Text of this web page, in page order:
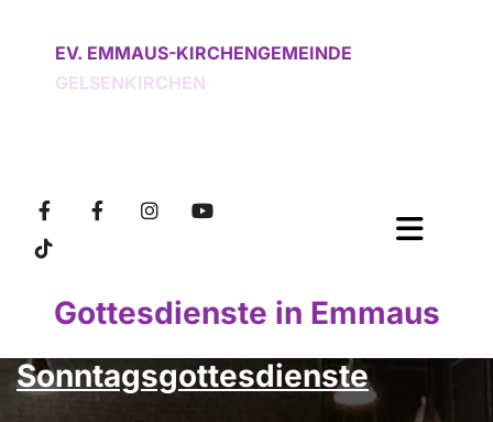
EV. EMMAUS-KIRCHENGEMEINDE
GELSENKIRCHEN
Gottesdienste in Emmaus
Sonntagsgottesdienste